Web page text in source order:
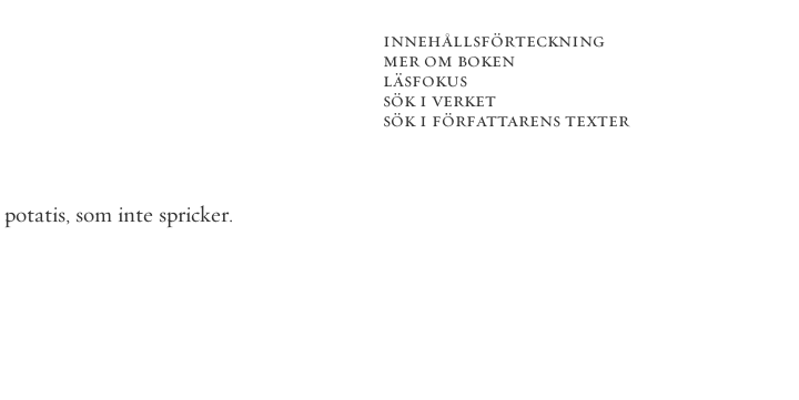
potatis, som inte spricker.
innehållsförteckning
mer om boken
läsfokus
sök i verket
sök i författarens texter